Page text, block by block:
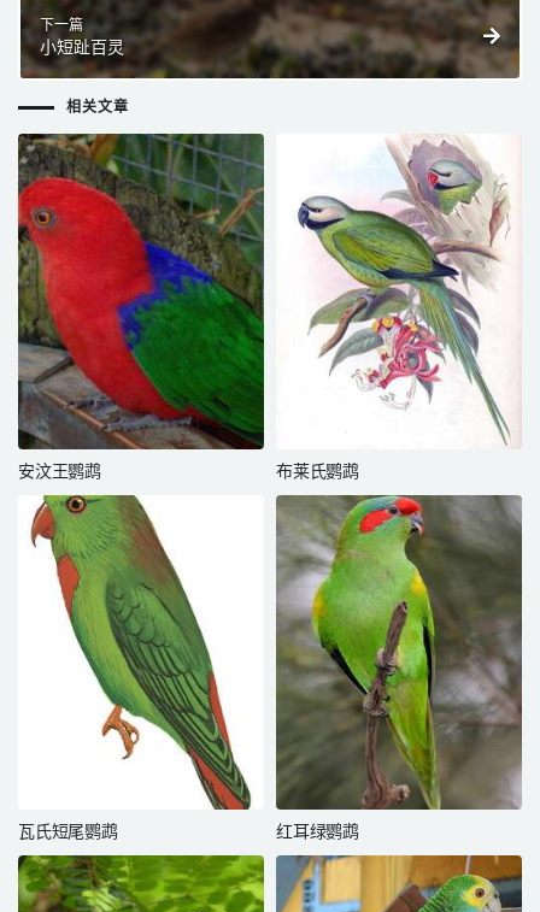
下一篇
小短趾百灵
相关文章
安汶王鹦鹉 布莱氏鹦鹉
瓦氏短尾鹦鹉 红耳绿鹦鹉